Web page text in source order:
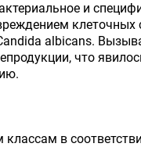
и
клеточных
albicans.
что
в